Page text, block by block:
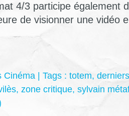
4/3 participe également
de visionner une vidéo
Cinéma | Tags : totem,
, zone critique, sylvain